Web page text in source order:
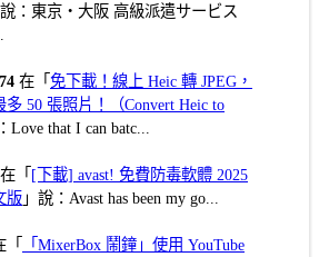
說：東京・大阪 高級派遣サービス
在「免下載！線上 Heic 轉 JPEG，
50 張照片！（Convert Heic to
Love that I can batc...
在「 [下載] avast! 免費防毒軟體 2025
版 」說：Avast has been my go...
「MixerBox 鬧鐘」使用 YouTube